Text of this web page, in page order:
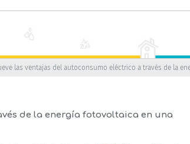
las ventajas del autoconsumo eléctrico a través de la
de la energía fotovoltaica en una